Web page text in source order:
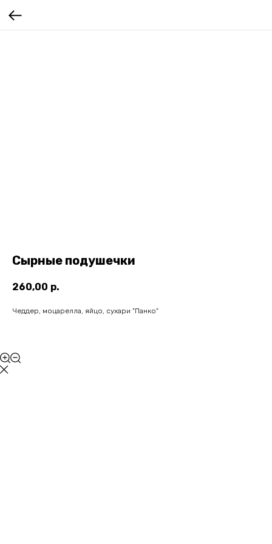
Сырные подушечки
260,00 р.
Чеддер, моцарелла, яйцо, сухари "Панко"